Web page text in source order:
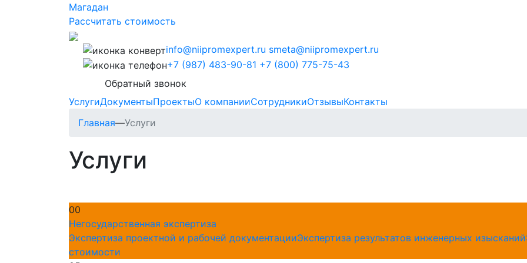
Магадан
Рассчитать стоимость
info@niipromexpert.ru smeta@niipromexpert.ru
+7 (987) 483-90-81 +7 (800) 775-75-43
Обратный звонок
УслугиДокументыПроектыО компанииСотрудникиОтзывыКонтакты
Главная—Услуги
Услуги
00
Негосударственная экспертиза
Экспертиза проектной и рабочей документацииЭкспертиза результатов инженерных изысканий
стоимости